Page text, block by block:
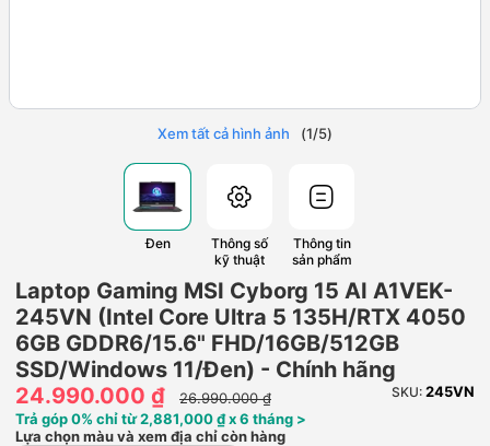
Xem tất cả hình ảnh (1/5)
Đen
Thông số
kỹ thuật
Thông tin
sản phẩm
Laptop Gaming MSI Cyborg 15 AI A1VEK-
245VN (Intel Core Ultra 5 135H/RTX 4050
6GB GDDR6/15.6" FHD/16GB/512GB
SSD/Windows 11/Đen) - Chính hãng
24.990.000 ₫
26.990.000 ₫ SKU: 245VN
Trả góp 0% chỉ từ 2,881,000 ₫ x 6 tháng >
Lựa chọn màu và xem địa chỉ còn hàng